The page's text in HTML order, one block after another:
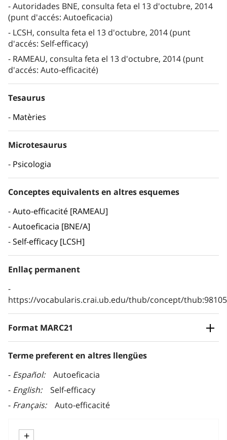
Autoridades BNE, consulta feta el 13 d'octubre, 2014
(punt d'accés: Autoeficacia)
LCSH, consulta feta el 13 d'octubre, 2014 (punt
d'accés: Self-efficacy)
RAMEAU, consulta feta el 13 d'octubre, 2014 (punt
d'accés: Auto-efficacité)
Tesaurus
Matèries
Microtesaurus
Psicologia
Conceptes equivalents en altres esquemes
Auto-efficacité [RAMEAU]
Autoeficacia [BNE/A]
Self-efficacy [LCSH]
Enllaç permanent
https://vocabularis.crai.ub.edu/thub/concept/
Format MARC21
Terme preferent en altres llengües
Español
Autoeficacia
English
Self-efficacy
Français
Auto-efficacité
+